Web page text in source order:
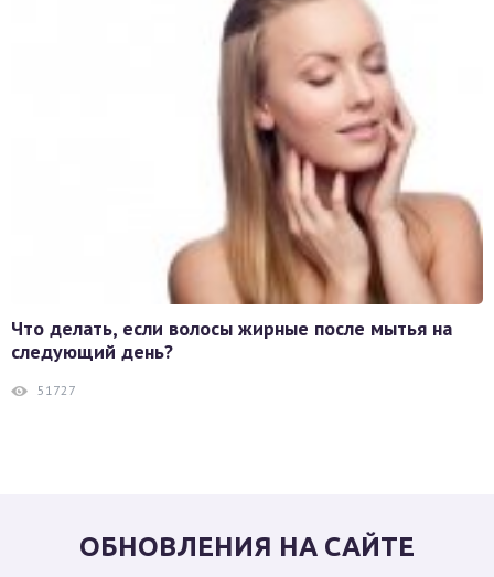
Что делать, если волосы жирные после мытья на
следующий день?
51727
ОБНОВЛЕНИЯ НА САЙТЕ